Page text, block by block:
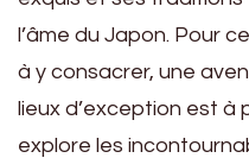
l’âme du Japon. Pour
à y consacrer, une
lieux d’exception est à
explore les